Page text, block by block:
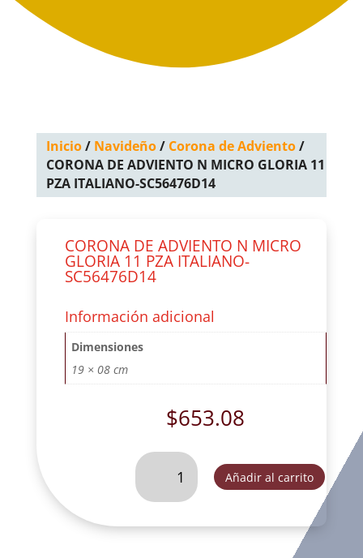
Inicio/ Navideño/ Corona de Adviento/
CORONA DE ADVIENTO N MICRO GLORIA 11
PZA ITALIANO-SC56476D14
CORONA DE ADVIENTO N MICRO
GLORIA 11 PZA ITALIANO-
SC56476D14
Información adicional
Dimensiones
19 × 08 cm
$653.08
CORONA
ADVIENTO
MICRO
Añadir al carrito